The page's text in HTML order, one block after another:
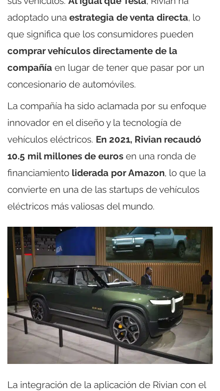
adoptado una estrategia de venta directa, lo
que significa que los consumidores pueden
comprar vehículos directamente de la
compañía en lugar de tener que pasar por un
concesionario de automóviles.
La compañía ha sido aclamada por su enfoque
innovador en el diseño y la tecnología de
vehículos eléctricos. En 2021, Rivian recaudó
10.5 mil millones de euros en una ronda de
financiamiento liderada por Amazon, lo que la
convierte en una de las startups de vehículos
eléctricos más valiosas del mundo.
La integración de la aplicación de Rivian con el